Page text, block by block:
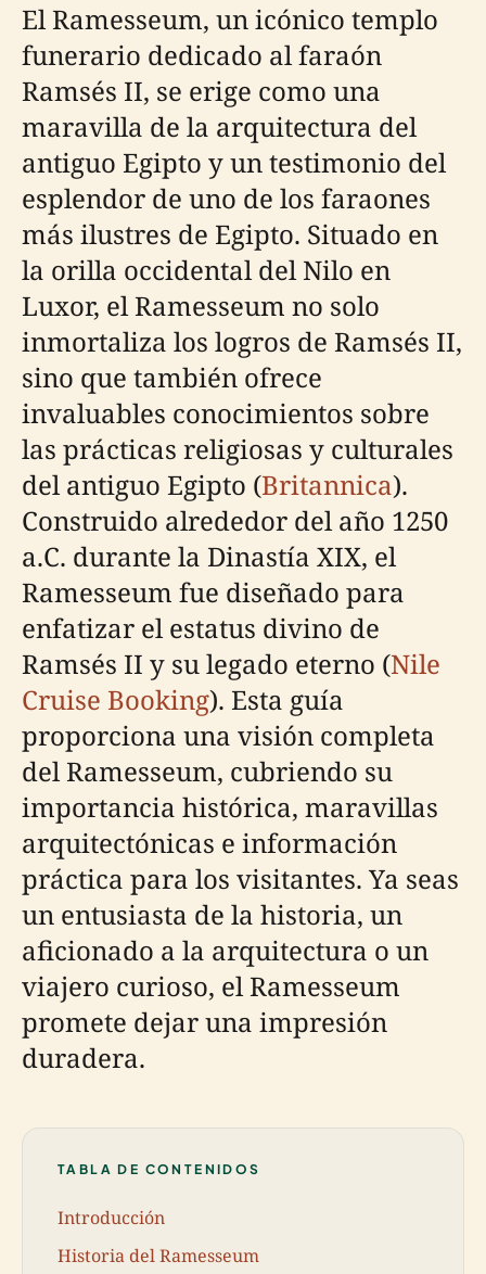
El Ramesseum, un icónico templo
funerario dedicado al faraón
Ramsés II, se erige como una
maravilla de la arquitectura del
antiguo Egipto y un testimonio del
esplendor de uno de los faraones
más ilustres de Egipto. Situado en
la orilla occidental del Nilo en
Luxor, el Ramesseum no solo
inmortaliza los logros de Ramsés II,
sino que también ofrece
invaluables conocimientos sobre
las prácticas religiosas y culturales
del antiguo Egipto (Britannica).
Construido alrededor del año 1250
a.C. durante la Dinastía XIX, el
Ramesseum fue diseñado para
enfatizar el estatus divino de
Ramsés II y su legado eterno (Nile
Cruise Booking). Esta guía
proporciona una visión completa
del Ramesseum, cubriendo su
importancia histórica, maravillas
arquitectónicas e información
práctica para los visitantes. Ya seas
un entusiasta de la historia, un
aficionado a la arquitectura o un
viajero curioso, el Ramesseum
promete dejar una impresión
duradera.
TABLA DE CONTENIDOS
Introducción
Historia del Ramesseum